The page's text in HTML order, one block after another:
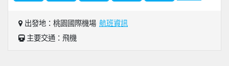
出發地：桃園國際機場 航班資訊
主要交通：飛機